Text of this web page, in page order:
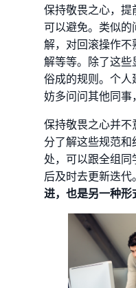
保持敬畏之心，
可以避免。类似的
解，对回滚操作不
解等等。除了这些
俗成的规则。个
妨多问问其他同事
保持敬畏之心并不
分了解这些规范
处，可以跟全组
后及时去更新迭代
进，也是另一种形